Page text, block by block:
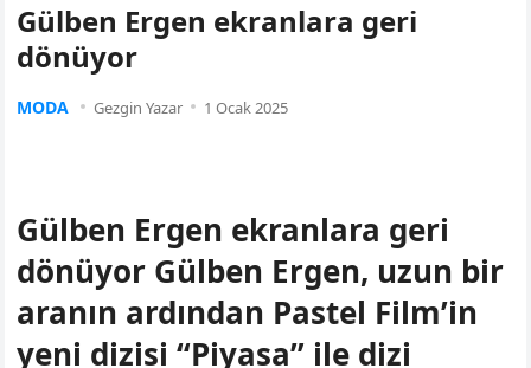
Gülben Ergen ekranlara geri
dönüyor
MODA Gezgin Yazar 1 Ocak 2025
Gülben Ergen ekranlara geri
dönüyor Gülben Ergen, uzun bir
aranın ardından Pastel Film’in
yeni dizisi “Piyasa” ile dizi